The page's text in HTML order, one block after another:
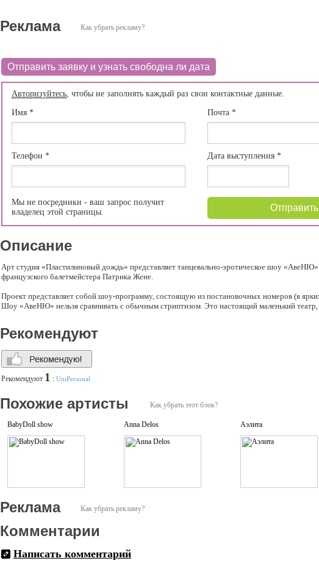
Как убрать рекламу?
Реклама
Отправить заявку и узнать свободна ли дата
Авторизуйтесь, чтобы не заполнять каждый раз свои контактные данные.
Имя *
Телефон *
Мы не посредники - ваш запрос получит
владелец этой страницы.
Почта*
Дата выступления*
Отправить
Описание
Арт студия «Пластилиновый дождь» представляет танцевально-эротическое шоу
французского балетмейстера Патрика Жене.
Проект представляет собой шоу-программу, состоящую из постановочных номеров (в
Шоу «АвеНЮ» нельзя сравнивать с обычным стриптизом. Это настоящий маленький театр,
Рекомендуют
Рекомендуют 1 : UniPersonal
Как убрать этот блок?
Похожие артисты
BabyDoll show Anna Delos Аэлита
Как убрать рекламу?
Реклама
Комментарии
Написать комментарий